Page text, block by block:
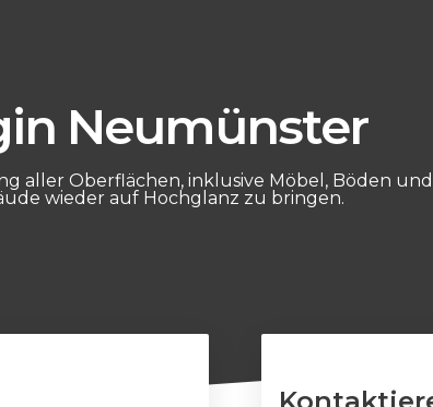
Neumünster
aller Oberflächen, inklusive Möbel, Böden
wieder auf Hochglanz zu bringen.